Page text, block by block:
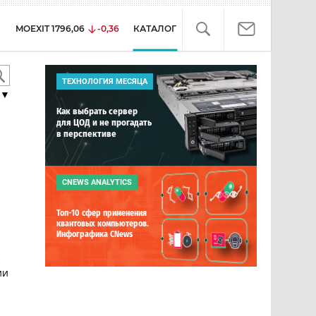
MOEXIT 1796,06 -0,36 КАТАЛОГ
▼
ТЕХНОЛОГИЯ МЕСЯЦА
Как выбрать сервер
для ЦОД и не прогадать
в перспективе
CNEWS ANALYTICS
Топ-10 сфер применения
квантовых компьютеров.
Инфографика CNews